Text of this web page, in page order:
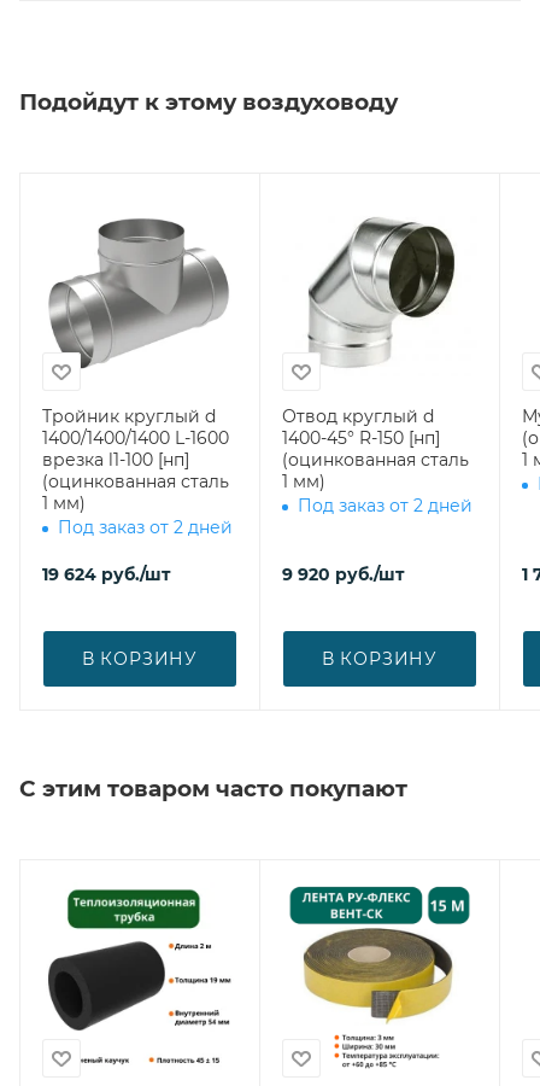
Подойдут к этому воздуховоду
Тройник круглый d
1400/1400/1400 L-1600
врезка l1-100 [нп]
(оцинкованная сталь
1 мм)
Под заказ от 2 дней
19 624 руб./шт
В КОРЗИНУ
Отвод круглый d
1400-45° R-150 [нп]
(оцинкованная сталь
1 мм)
Под заказ от 2 дней
9 920 руб./шт
В КОРЗИНУ
1
1
С этим товаром часто покупают